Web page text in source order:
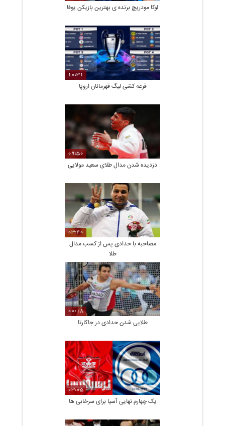
لوکا مودریچ برنده ی بهترین بازیکن یوفا
10:31
قرعه کشی لیگ قهرمانان اروپا
09:50
دزدیده شدن مدال طلای سعید مولایی
03:40
مصاحبه با حدادی پس از کسب مدال
طلا
00:18
طلایی شدن حدادی در جاکارتا
03:05
یک چهارم نهایی آسیا برای سرخابی ها